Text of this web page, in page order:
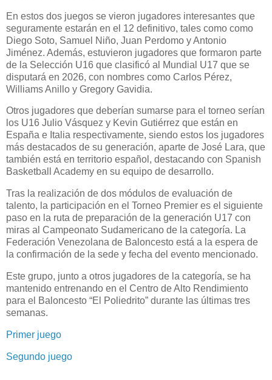
En estos dos juegos se vieron jugadores interesantes que
seguramente estarán en el 12 definitivo, tales como como
Diego Soto, Samuel Niño, Juan Perdomo y Antonio
Jiménez. Además, estuvieron jugadores que formaron parte
de la Selección U16 que clasificó al Mundial U17 que se
disputará en 2026, con nombres como Carlos Pérez,
Williams Anillo y Gregory Gavidia.
Otros jugadores que deberían sumarse para el torneo serían
los U16 Julio Vásquez y Kevin Gutiérrez que están en
España e Italia respectivamente, siendo estos los jugadores
más destacados de su generación, aparte de José Lara, que
también está en territorio español, destacando con Spanish
Basketball Academy en su equipo de desarrollo.
Tras la realización de dos módulos de evaluación de
talento, la participación en el Torneo Premier es el siguiente
paso en la ruta de preparación de la generación U17 con
miras al Campeonato Sudamericano de la categoría. La
Federación Venezolana de Baloncesto está a la espera de
la confirmación de la sede y fecha del evento mencionado.
Este grupo, junto a otros jugadores de la categoría, se ha
mantenido entrenando en el Centro de Alto Rendimiento
para el Baloncesto “El Poliedrito” durante las últimas tres
semanas.
Primer juego
Segundo juego